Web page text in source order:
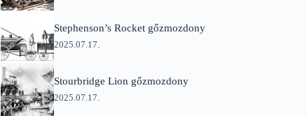
Stephenson’s Rocket gőzmozdony
2025.07.17.
Stourbridge Lion gőzmozdony
2025.07.17.